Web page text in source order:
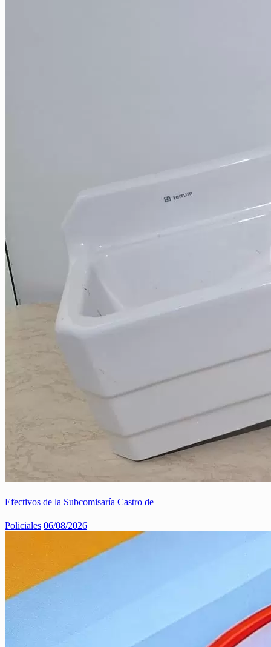
Efectivos de la Subcomisaría Castro de
Policiales 06/08/2026